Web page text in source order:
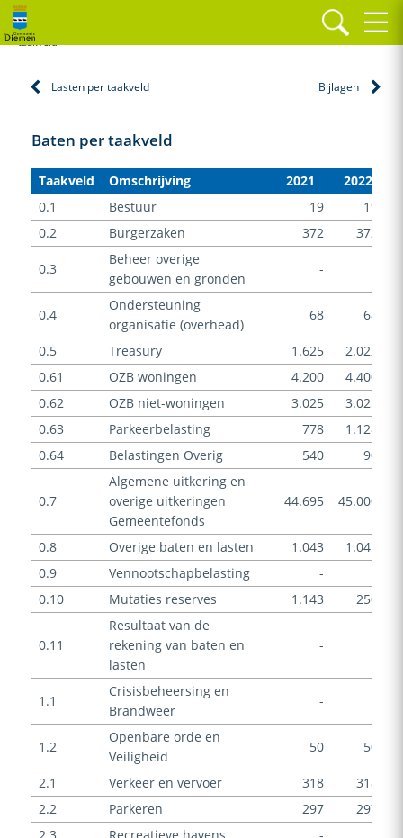
Home
Baten per
taakveld
Lasten per taakveld Bijlagen
Baten per taakveld
Taakveld Omschrijving 2021 2022
0.1
Bestuur 19
19
0.2
Burgerzaken 372 372
0.3
Beheer overige
gebouwen en gronden
-
0.4
Ondersteuning
organisatie (overhead)
68 68
0.5 Treasury 1.625 2.022
0.61
OZB woningen 4.200 4.400
0.62
OZB niet-woningen 3.025 3.025
0.63
Parkeerbelasting 778
1.128
0.64
Belastingen Overig 540 90
0.7
Algemene uitkering en
overige uitkeringen
Gemeentefonds
44.695 45.000
0.8 Overige baten en lasten 1.043 1.045
0.9
Vennootschapbelasting -
0.10
Mutaties reserves 1.143 250
0.11
Resultaat van de
rekening van baten en
lasten
-
1.1
Crisisbeheersing en
Brandweer
-
1.2
Openbare orde en
Veiligheid
50 50
2.1 Verkeer en vervoer 318
318
2.2
Parkeren 297
297